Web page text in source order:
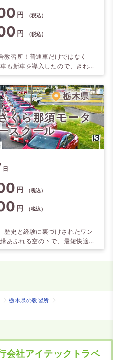
円 （税込）
円 （税込）
習所！普通車だけではなく
も新車を導入したので、きれい
。 車で1時間以内で行ける範囲
温泉があり、千本松牧場のソフ
栃木県
くら那須モータ
スクール
日
円 （税込）
円 （税込）
歴史と経験に裏づけされたワン
あふれる空の下で、最短快適な
ら60分！3食ビュッフェスタイ
栃木県の教習所
会社アイテックトラベ